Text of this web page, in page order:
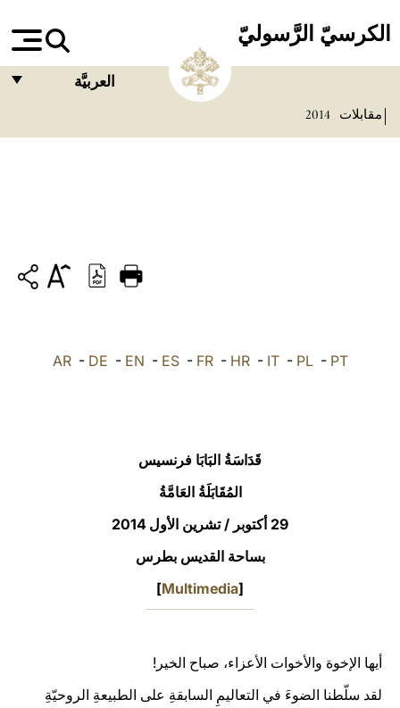
الكرسيّ الرَّسوليّ
العربيَّة
DEUTSCH
العربيّة
مقابلات 2014
AR- DE - EN - ES- FR- HR- IT- PL- PT
قَدَاسَةُ البَابَا فرنسيس
المُقَابَلَةُ العَامَّةُ
29 أكتوبر / تشرين الأول 2014
بساحة القديس بطرس
[
Multimedia
]
أيها الإخوة والأخوات الأعزاء، صباح الخير!
لقد سلّطنا الضوءَ في التعاليمِ السابقةِ على الطبيعةِ الروحيّةِ